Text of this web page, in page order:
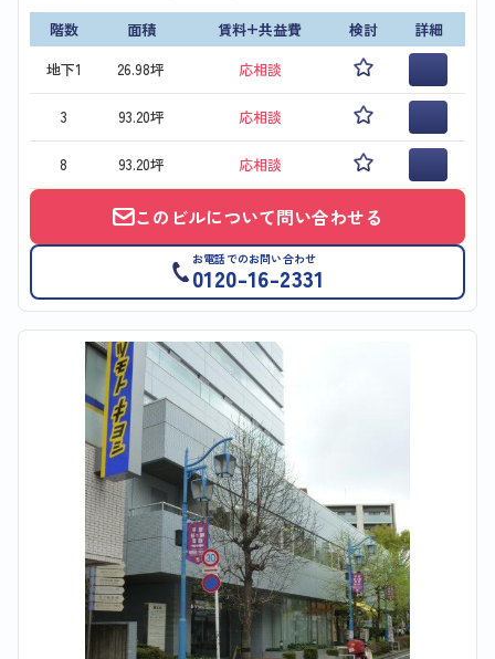
階数 面積 賃料+共益費 検討
詳細
地下1
26.98坪 応相談
3 93.20坪 応相談
8 93.20坪 応相談
このビルについて問い合わせる
お電話でのお問い合わせ
0120-16-2331